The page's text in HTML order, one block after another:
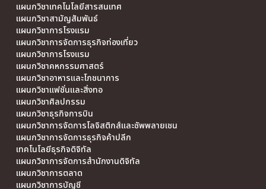
แผนกวิชาเทคโนโลยีสารสนเทศ
แผนกวิชาสามัญสัมพันธ์
แผนกวิชาการโรงแรม
แผนกวิชาการจัดการธุรกิจท่องเที่ยว
แผนกวิชาการโรงแรม
แผนกวิชาคหกรรมศาสตร์
แผนกวิชาอาหารและโภชนาการ
แผนกวิชาแฟชั่นและสิ่งทอ
แผนกวิชาศิลปกรรม
แผนกวิชาธุรกิจการบิน
แผนกวิชาการจัดการโลจิสติกส์และซัพพลายเชน
แผนกวิชาการจัดการธุรกิจค้าปลีก
เทคโนโลยีธุรกิจดิจิทัล
แผนกวิชาการจัดการสำนักงานดิจิทัล
แผนกวิชาการตลาด
แผนกวิชาการบัญชี